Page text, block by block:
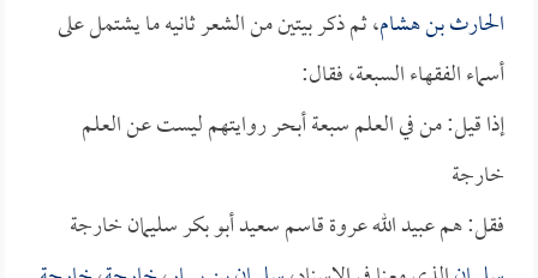
الحارث بن هشام، ثم ذكر بيتين من الشعر ثانيه ما يشتمل على
أسماء الفقهاء السبعة، فقال:
إذا قيل: من في العلم سبعة أبحر روايتهم ليست عن العلم
خارجة
فقل: هم عبيد الله عروة قاسم سعيد أبو بكر سليمان خارجة